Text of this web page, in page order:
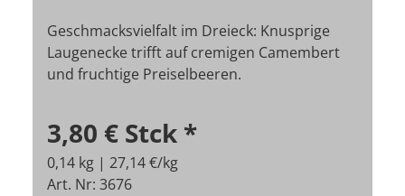
Geschmacksvielfalt im Dreieck: Knusprige
Laugenecke trifft auf cremigen Camembert
und fruchtige Preiselbeeren.
3,80 € Stck *
0,14 kg | 27,14 €/kg
Art. Nr: 3676